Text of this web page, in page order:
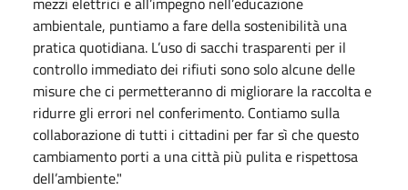
ambientale, puntiamo a fare della sostenibilità una
pratica quotidiana. L’uso di sacchi trasparenti per il
controllo immediato dei rifiuti sono solo alcune delle
misure che ci permetteranno di migliorare la raccolta e
ridurre gli errori nel conferimento. Contiamo sulla
collaborazione di tutti i cittadini per far sì che questo
cambiamento porti a una città più pulita e rispettosa
dell’ambiente."